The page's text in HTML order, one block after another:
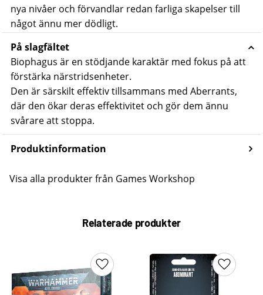
nya nivåer och förvandlar redan farliga skapelser till
något ännu mer dödligt.
På slagfältet
Biophagus är en stödjande karaktär med fokus på att
förstärka närstridsenheter.
Den är särskilt effektiv tillsammans med Aberrants,
där den ökar deras effektivitet och gör dem ännu
svårare att stoppa.
Produktinformation
Visa alla produkter från Games Workshop
Relaterade produkter
Lägg till i favoriter Lägg till